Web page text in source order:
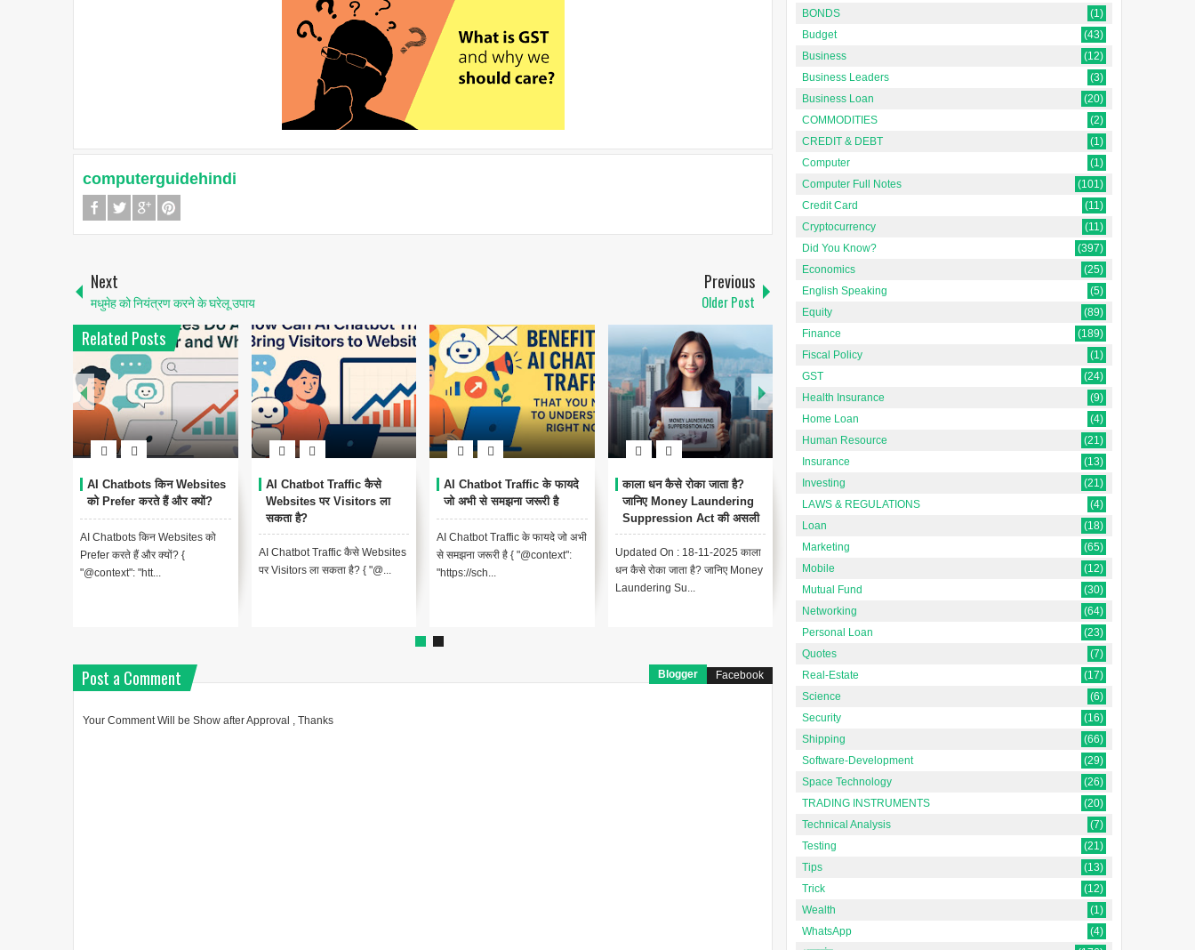
computerguidehindi
Next
मधुमेह को नियंत्रण करने के घरेलू उपाय
Previous
Older Post
Related Posts
AI Chatbots किन Websites
को Prefer करते हैं और क्यों?
AI Chatbots किन Websites को
Prefer करते हैं और क्यों? {
"@context": "htt...
AI Chatbot Traffic कैसे
Websites पर Visitors ला
सकता है?
AI Chatbot Traffic कैसे Websites
पर Visitors ला सकता है? { "@...
AI Chatbot Traffic के फायदे
जो अभी से समझना जरूरी है
AI Chatbot Traffic के फायदे जो अभी
से समझना जरूरी है { "@context":
"https://sch...
काला धन कैसे रोका जाता है?
जानिए Money Laundering
Suppression Act की असली
कहानी
Updated On : 18-11-2025 काला
धन कैसे रोका जाता है? जानिए Money
Laundering Su...
मोबाइल का हिंदी नाम क्या है और
इसे क्यों जाना ज़रूरी है?
मोबाइल का हिंदी नाम क्या है और इसे
क्यों जाना ज़रूरी है? ...
Public और Private Sector
सार्वजनिक और निजी क्षेत्रों के बीच
अंतर: हिंदी में परिभाषाएँ, प्रकार,
उदाहरण, इतिहास, फायदे, नुकसान,...
Post a Comment Blogger Facebook
Your Comment Will be Show after Approval , Thanks
BONDS
(1)
Budget
(43)
Business
(12)
Business Leaders
(3)
Business Loan
(20)
COMMODITIES
(2)
CREDIT & DEBT
(1)
Computer
(1)
Computer Full Notes
(101)
Credit Card
(11)
Cryptocurrency
(11)
Did You Know?
(397)
Economics
(25)
English Speaking
(5)
Equity
(89)
Finance
(189)
Fiscal Policy
(1)
GST
(24)
Health Insurance
(9)
Home Loan
(4)
Human Resource
(21)
Insurance
(13)
Investing
(21)
LAWS & REGULATIONS
(4)
Loan
(18)
Marketing
(65)
Mobile
(12)
Mutual Fund
(30)
Networking
(64)
Personal Loan
(23)
Quotes
(7)
Real-Estate
(17)
Science
(6)
Security
(16)
Shipping
(66)
Software-Development
(29)
Space Technology
(26)
TRADING INSTRUMENTS
(20)
Technical Analysis
(7)
Testing
(21)
Tips
(13)
Trick
(12)
Wealth
(1)
WhatsApp
(4)